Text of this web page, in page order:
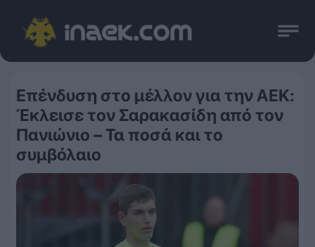
Επένδυση στο μέλλον για την ΑΕΚ:
Έκλεισε τον Σαρακασίδη από τον
Πανιώνιο – Τα ποσά και το
συμβόλαιο